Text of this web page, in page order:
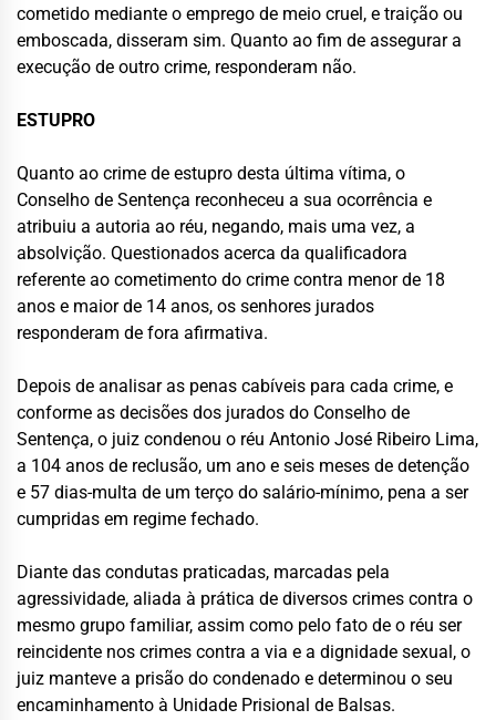
cometido mediante o emprego de meio cruel, e traição ou
emboscada, disseram sim. Quanto ao fim de assegurar a
execução de outro crime, responderam não.
ESTUPRO
Quanto ao crime de estupro desta última vítima, o
Conselho de Sentença reconheceu a sua ocorrência e
atribuiu a autoria ao réu, negando, mais uma vez, a
absolvição. Questionados acerca da qualificadora
referente ao cometimento do crime contra menor de 18
anos e maior de 14 anos, os senhores jurados
responderam de fora afirmativa.
Depois de analisar as penas cabíveis para cada crime, e
conforme as decisões dos jurados do Conselho de
Sentença, o juiz condenou o réu Antonio José Ribeiro Lima,
a 104 anos de reclusão, um ano e seis meses de detenção
e 57 dias-multa de um terço do salário-mínimo, pena a ser
cumpridas em regime fechado.
Diante das condutas praticadas, marcadas pela
agressividade, aliada à prática de diversos crimes contra o
mesmo grupo familiar, assim como pelo fato de o réu ser
reincidente nos crimes contra a via e a dignidade sexual, o
juiz manteve a prisão do condenado e determinou o seu
encaminhamento à Unidade Prisional de Balsas.